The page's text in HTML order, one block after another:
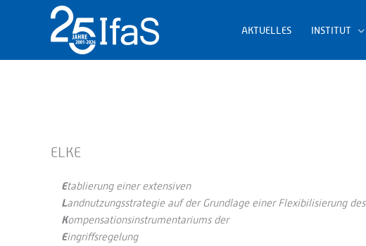
AKTUELLES INSTITUT
ELKE
Etablierung einer extensiven
Landnutzungsstrategie auf der Grundlage einer Flexibilisierung des
Kompensationsinstrumentariums der
Eingriffsregelung